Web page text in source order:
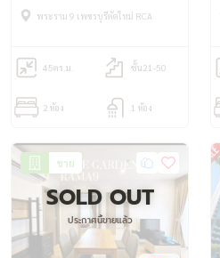
MRTพระราม9
พระราม 9 เพชรบุรีตัดใหม่ RCA
45ตร.ม. ชั้น21-50
2 ห้อง 1 ห้อง
ขาย
SOLD OUT
ประกาศนี้ขายแล้ว